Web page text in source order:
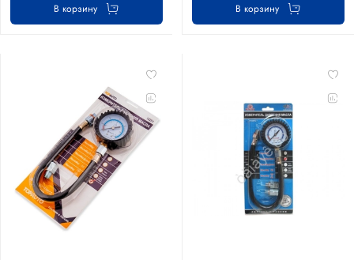
В корзину В корзину